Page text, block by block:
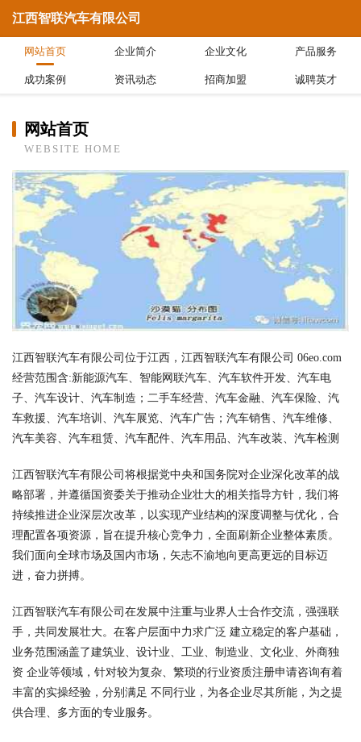
江西智联汽车有限公司
网站首页 企业简介 企业文化 产品服务
成功案例 资讯动态 招商加盟 诚聘英才
网站首页
WEBSITE HOME
江西智联汽车有限公司位于江西，江西智联汽车有限公司 06eo.com
经营范围含:新能源汽车、智能网联汽车、汽车软件开发、汽车电
子、汽车设计、汽车制造；二手车经营、汽车金融、汽车保险、汽
车救援、汽车培训、汽车展览、汽车广告；汽车销售、汽车维修、
汽车美容、汽车租赁、汽车配件、汽车用品、汽车改装、汽车检测
江西智联汽车有限公司将根据党中央和国务院对企业深化改革的战
略部署，并遵循国资委关于推动企业壮大的相关指导方针，我们将
持续推进企业深层次改革，以实现产业结构的深度调整与优化，合
理配置各项资源，旨在提升核心竞争力，全面刷新企业整体素质。
我们面向全球市场及国内市场，矢志不渝地向更高更远的目标迈
进，奋力拼搏。
江西智联汽车有限公司在发展中注重与业界人士合作交流，强强联
手，共同发展壮大。在客户层面中力求广泛 建立稳定的客户基础，
业务范围涵盖了建筑业、设计业、工业、制造业、文化业、外商独
资 企业等领域，针对较为复杂、繁琐的行业资质注册申请咨询有着
丰富的实操经验，分别满足 不同行业，为各企业尽其所能，为之提
供合理、多方面的专业服务。